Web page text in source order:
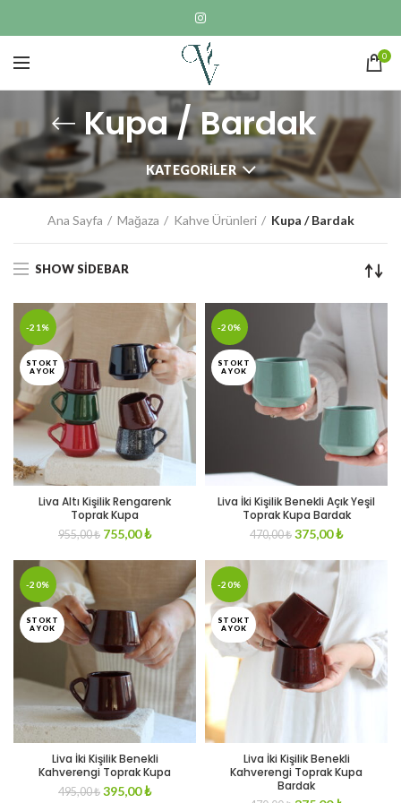
0
Kupa / Bardak
KATEGORILER
Ana Sayfa Mağaza Kahve Ürünleri Kupa / Bardak
SHOW SIDEBAR
-21%
STOKT
A YOK
Liva Altı Kişilik Rengarenk
Toprak Kupa
955,00₺ Original
was:
755,00₺Current
is:
755,00 ₺.
-20%
STOKT
A YOK
Liva İki Kişilik Benekli Açık Yeşil
Toprak Kupa Bardak
470,00₺ Original
was:
470,00 ₺.
375,00₺Current
is:
-20%
STOKT
A YOK
Liva İki Kişilik Benekli
Kahverengi Toprak Kupa
495,00₺ Original
395,00₺Current
-20%
STOKT
A YOK
Liva İki Kişilik Benekli
Kahverengi Toprak Kupa
Bardak